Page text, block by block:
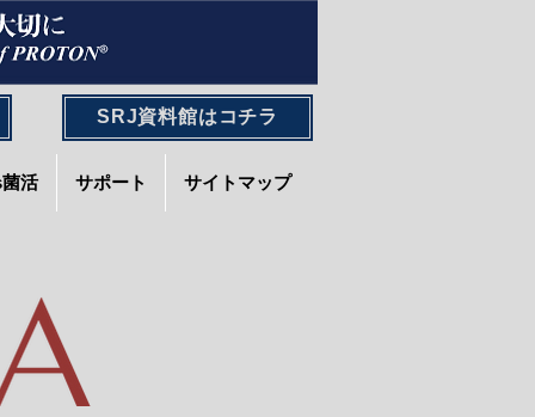
SRJ資料館はコチラ
活 サポート サイトマップ